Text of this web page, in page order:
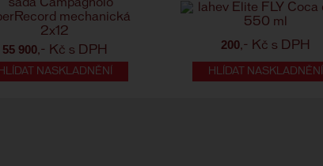
55 900,- Kč s DPH
HLÍDAT NASKLADNĚNÍ
200,- Kč s DPH
HLÍDAT NASKLADNĚNÍ